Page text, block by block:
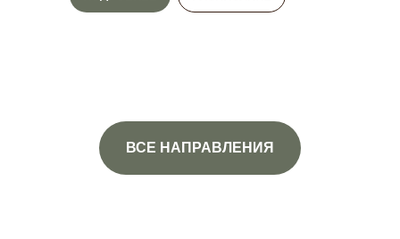
ВСЕ НАПРАВЛЕНИЯ